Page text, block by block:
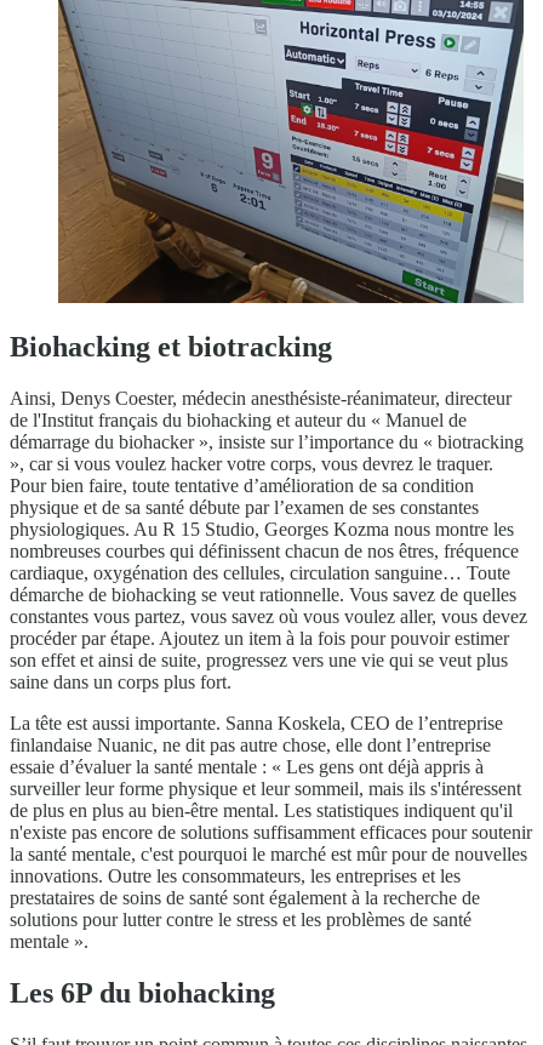
Biohacking et biotracking
Ainsi, Denys Coester, médecin anesthésiste-réanimateur, directeur
de l'Institut français du biohacking et auteur du « Manuel de
démarrage du biohacker », insiste sur l’importance du « biotracking
», car si vous voulez hacker votre corps, vous devrez le traquer.
Pour bien faire, toute tentative d’amélioration de sa condition
physique et de sa santé débute par l’examen de ses constantes
physiologiques. Au R 15 Studio, Georges Kozma nous montre les
nombreuses courbes qui définissent chacun de nos êtres, fréquence
cardiaque, oxygénation des cellules, circulation sanguine… Toute
démarche de biohacking se veut rationnelle. Vous savez de quelles
constantes vous partez, vous savez où vous voulez aller, vous devez
procéder par étape. Ajoutez un item à la fois pour pouvoir estimer
son effet et ainsi de suite, progressez vers une vie qui se veut plus
saine dans un corps plus fort.
La tête est aussi importante. Sanna Koskela, CEO de l’entreprise
finlandaise Nuanic, ne dit pas autre chose, elle dont l’entreprise
essaie d’évaluer la santé mentale : « Les gens ont déjà appris à
surveiller leur forme physique et leur sommeil, mais ils s'intéressent
de plus en plus au bien-être mental. Les statistiques indiquent qu'il
n'existe pas encore de solutions suffisamment efficaces pour soutenir
la santé mentale, c'est pourquoi le marché est mûr pour de nouvelles
innovations. Outre les consommateurs, les entreprises et les
prestataires de soins de santé sont également à la recherche de
solutions pour lutter contre le stress et les problèmes de santé
mentale ».
Les 6P du biohacking